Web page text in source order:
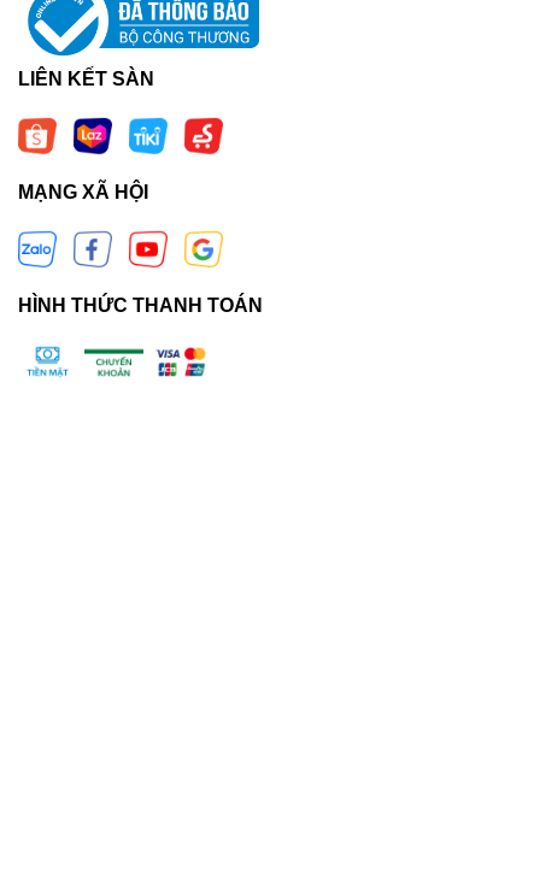
LIÊN KẾT SÀN
MẠNG XÃ HỘI
HÌNH THỨC THANH TOÁN